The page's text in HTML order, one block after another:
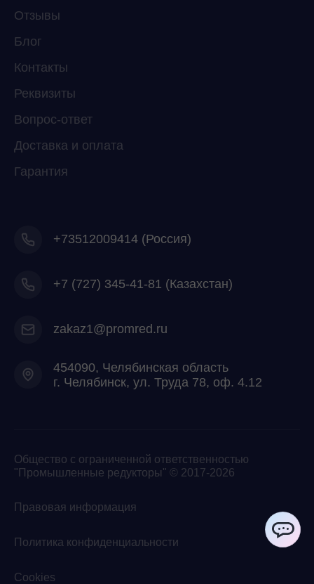
Отзывы
Блог
Контакты
Реквизиты
Вопрос-ответ
Доставка и оплата
Гарантия
+73512009414 (Россия)
+7 (727) 345-41-81 (Казахстан)
zakaz1@promred.ru
454090, Челябинская область
г. Челябинск, ул. Труда 78, оф. 4.12
Общество с ограниченной ответственностью
"Промышленные редукторы" © 2017-2026
Правовая информация
Политика конфиденциальности
Cookies
Мессенджеры
Свяжитесь с нами через любой удобный
Telegram
ChatApp